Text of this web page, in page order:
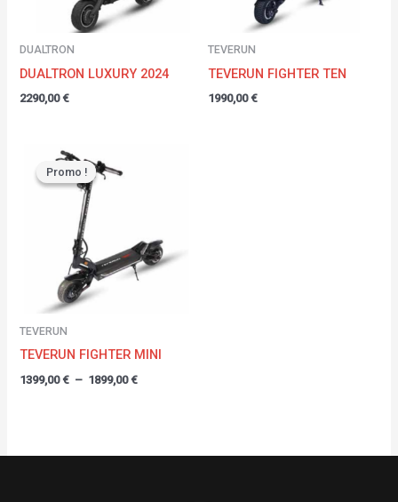
DUALTRON
DUALTRON LUXURY 2024
2290,00€
TEVERUN
TEVERUN FIGHTER TEN
1990,00€
Promo !
Promo !
TEVERUN
TEVERUN FIGHTER MINI
1399,00€ – 1899,00€